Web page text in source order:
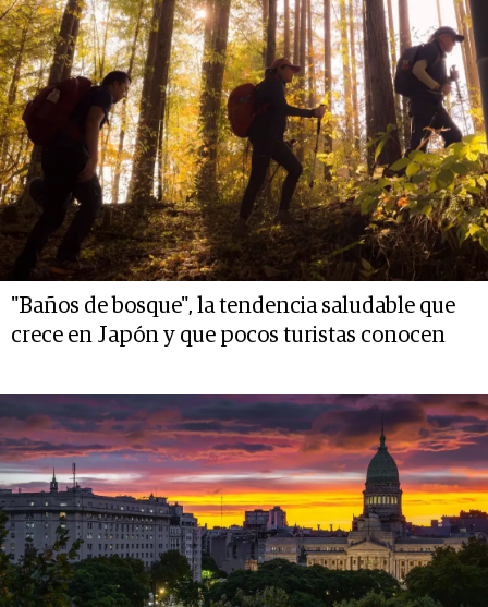
"Baños de bosque", la tendencia saludable que
crece en Japón y que pocos turistas conocen